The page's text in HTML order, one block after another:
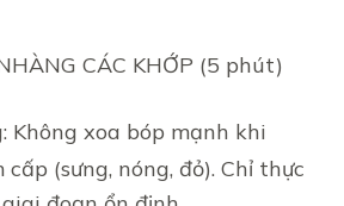
CÁC KHỚP (5 phút)
Không xoa bóp mạnh khi
(sưng, nóng, đỏ). Chỉ thực